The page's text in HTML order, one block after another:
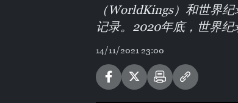
（WorldKings）和世界
记录。2020年底，世界纪
14/11/2021 23:00